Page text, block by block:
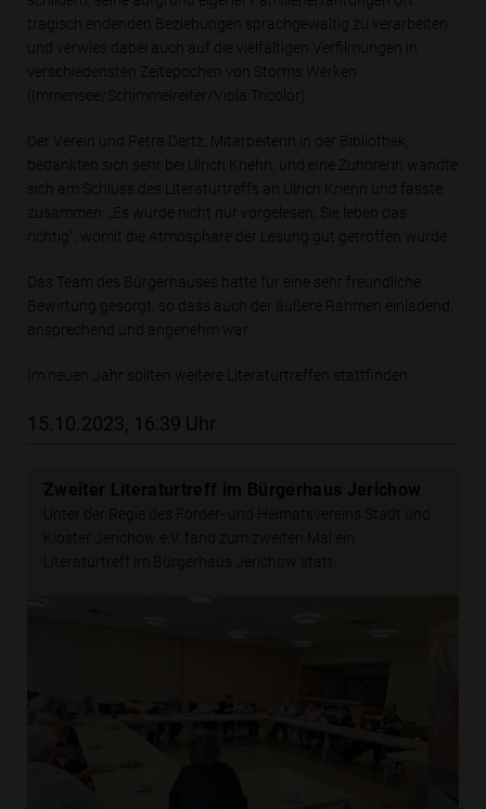
tragisch endenden Beziehungen sprachgewaltig zu verarbeiten
und verwies dabei auch auf die vielfältigen Verfilmungen in
verschiedensten Zeitepochen von Storms Werken
(Immensee/Schimmelreiter/Viola Tricolor).
Der Verein und Petra Dertz, Mitarbeiterin in der Bibliothek,
bedankten sich sehr bei Ulrich Kriehn, und eine Zuhörerin wandte
sich am Schluss des Literaturtreffs an Ulrich Kriehn und fasste
zusammen: „Es wurde nicht nur vorgelesen, Sie leben das
richtig“, womit die Atmosphäre der Lesung gut getroffen wurde.
Das Team des Bürgerhauses hatte für eine sehr freundliche
Bewirtung gesorgt, so dass auch der äußere Rahmen einladend,
ansprechend und angenehm war.
Im neuen Jahr sollten weitere Literaturtreffen stattfinden.
15.10.2023, 16:39 Uhr